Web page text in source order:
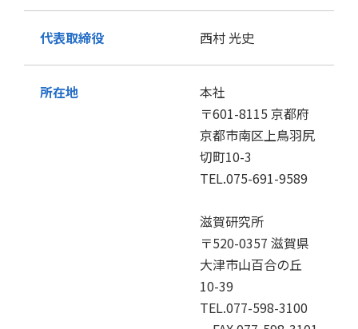
代表取締役 西村 光史
所在地
本社
〒601-8115 京都府
京都市南区上鳥羽尻
切町10-3
TEL.075-691-9589
滋賀研究所
〒520-0357 滋賀県
大津市山百合の丘
10-39
TEL.077-598-3100